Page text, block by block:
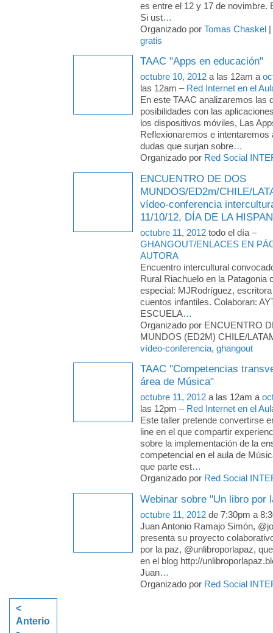
es entre el 12 y 17 de novimbre.
Si ust…
Organizado por Tomas Chaskel
gratis
TAAC "Apps en educación"
octubre 10, 2012 a las 12am a
las 12am – Red Internet en el
En este TAAC analizaremos las
posibilidades con las
los dispositivos móviles, Las
Reflexionaremos e intentaremos
dudas que surjan sobre…
Organizado por Red Social
ENCUENTRO DE DOS
MUNDOS/ED2m/CHILE/
vídeo-conferencia
11/10/12, DÍA DE LA
octubre 11, 2012 todo el día –
GHANGOUT/ENLACES EN
AUTORA
Encuentro intercultural
Rural Riachuelo en la Patagonia
especial: MJRodríguez,
cuentos infantiles. Colaboran:
ESCUELA…
Organizado por ENCUENTRO
MUNDOS (ED2M) CHILE/
vídeo-conferencia, ghangout
TAAC "Competencias
área de Música"
octubre 11, 2012 a las 12am a
las 12pm – Red Internet en el
Este taller pretende convertirse
line en el que compartir
sobre la implementación de la
competencial en el aula de
que parte est…
Organizado por Red Social
Webinar sobre "Un libro por
octubre 11, 2012 de 7:30pm a
Juan Antonio Ramajo Simón,
presenta su proyecto
por la paz, @unlibroporlapaz,
en el blog http://
Juan…
Organizado por Red Social
<
Anterio